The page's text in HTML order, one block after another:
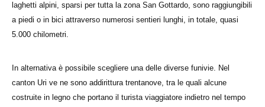
laghetti alpini, sparsi per tutta la zona San Gottardo, sono raggiungibili
a piedi o in bici attraverso numerosi sentieri lunghi, in totale, quasi
5.000 chilometri.
In alternativa è possibile scegliere una delle diverse funivie. Nel
canton Uri ve ne sono addirittura trentanove, tra le quali alcune
costruite in legno che portano il turista viaggiatore indietro nel tempo